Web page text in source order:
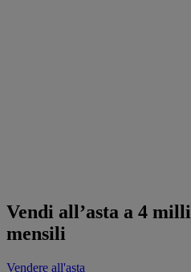
Vendi all’asta a 4
mensili
Vendere all'asta